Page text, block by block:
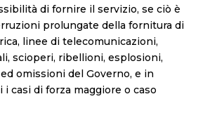
di fornire il servizio, se ciò è
prolungate della fornitura di
linee di telecomunicazioni,
scioperi, ribellioni, esplosioni,
omissioni del Governo, e in
casi di forza maggiore o caso